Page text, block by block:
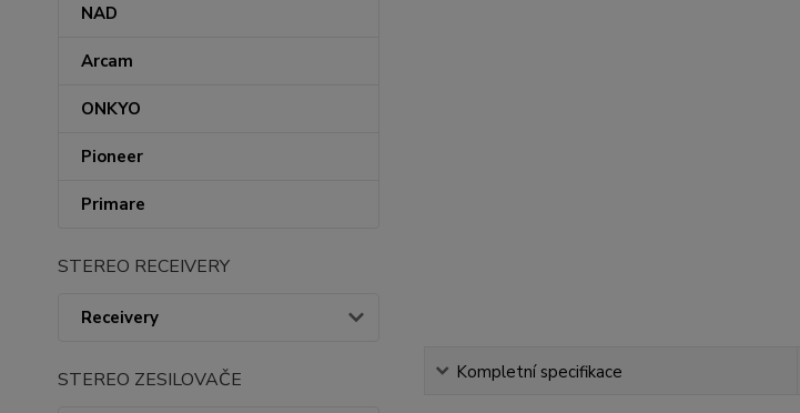
NAD
Arcam
ONKYO
Pioneer
Primare
STEREO RECEIVERY
Receivery
STEREO ZESILOVAČE Kompletní specifikace